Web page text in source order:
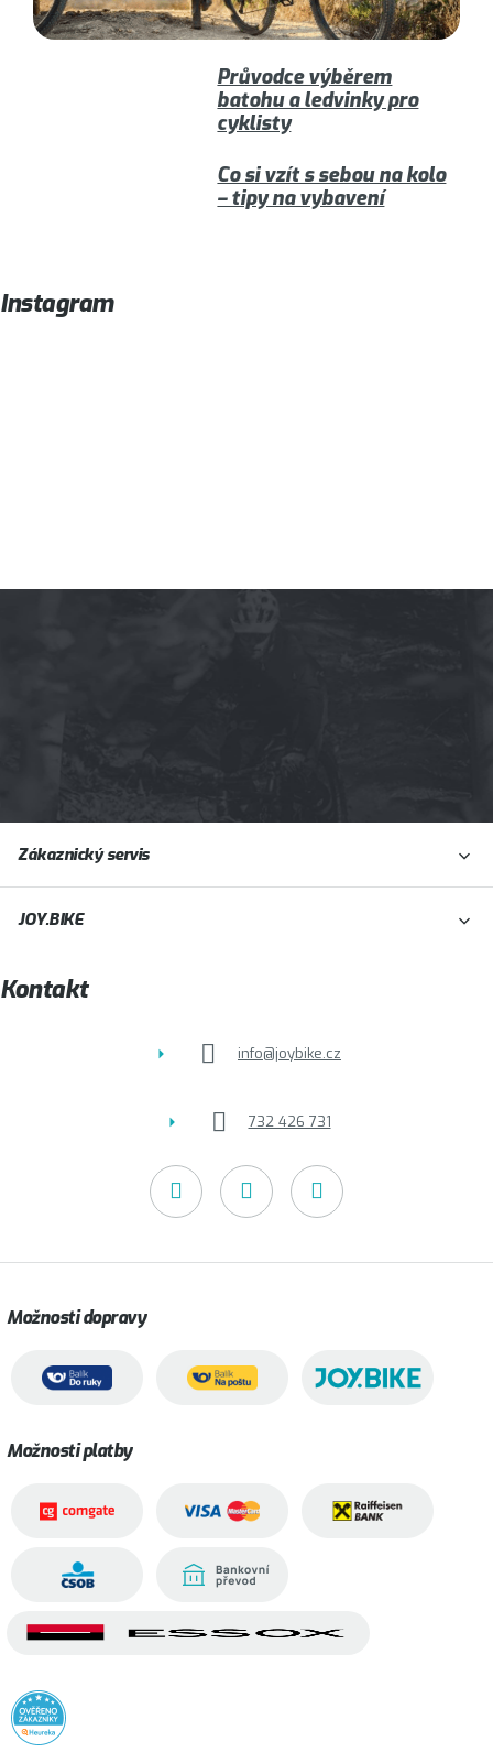
Průvodce výběrem
batohu a ledvinky pro
cyklisty
Co si vzít s sebou na kolo
– tipy na vybavení
Instagram
t
í
Zákaznický servis
JOY.BIKE
Kontakt
info@joybike.cz
732 426 731
Možnosti dopravy
Možnosti platby